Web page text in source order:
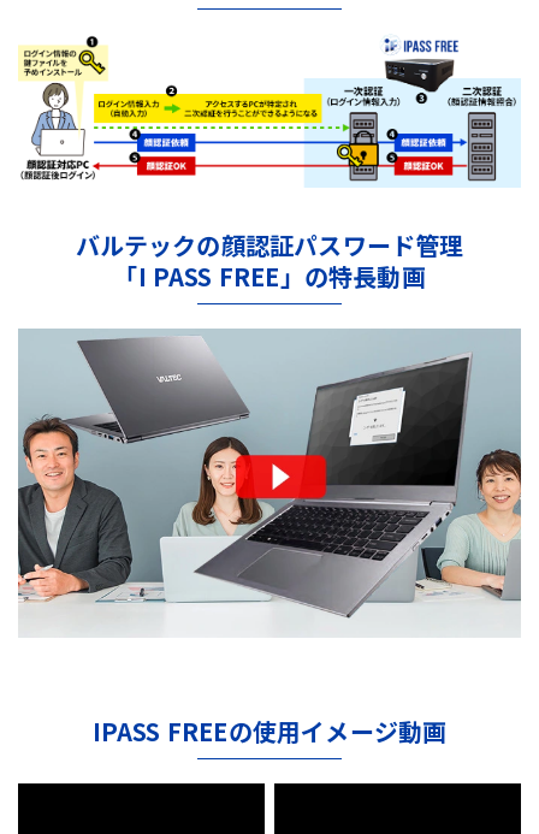
バルテックの顔認証パスワード管理
「I PASS FREE」の特長動画
IPASS FREEの使用イメージ動画